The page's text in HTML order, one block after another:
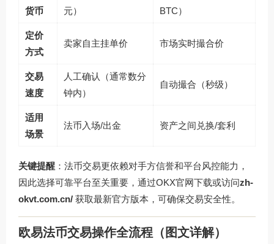
货币
元）
BTC）
定价
方式
卖家自主挂单价 市场实时撮合价
交易
速度
人工确认（通常数分
钟内）
自动撮合（秒级）
适用
场景
法币入场/出金 资产之间兑换/套利
关键提醒 ：法币交易更依赖对手方信誉和平台风控能力，
因此选择可靠平台至关重要，通过OKX官网下载或访问zh-
okvt.com.cn/ 获取最新官方版本，可确保交易安全性。
欧易法币交易操作全流程（图文详解）